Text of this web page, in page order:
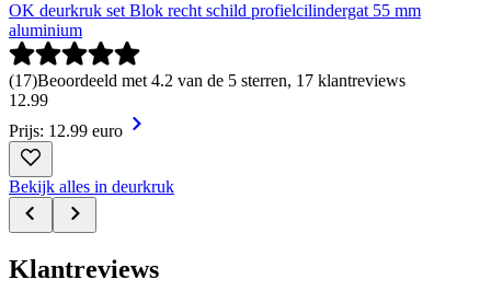
OK deurkruk set Blok recht schild profielcilindergat 55 mm
aluminium
(17)Beoordeeld met 4.2 van de 5 sterren, 17 klantreviews
12.99
Prijs: 12.99 euro
Bekijk alles in deurkruk
Klantreviews